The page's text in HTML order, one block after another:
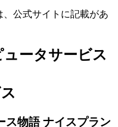
、公式サイトに記載があ
ータサービス
ス物語 ナイスプラン